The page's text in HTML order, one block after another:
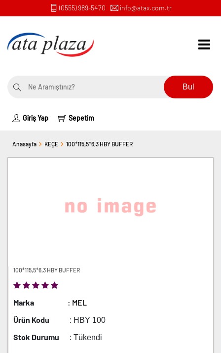
(0555) 989-5470 info@atax.com.tr
Bul
Giriş Yap Sepetim
Anasayfa KEÇE 100*115,5*6,3 HBY BUFFER
100*115,5*6,3 HBY BUFFER
Marka
: MEL
Ürün Kodu
: HBY 100
Stok Durumu : Tükendi